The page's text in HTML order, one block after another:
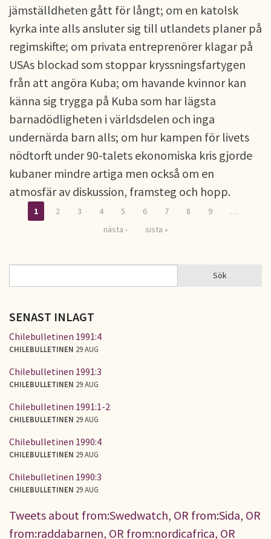
jämställdheten gått för långt; om en katolsk
kyrka inte alls ansluter sig till utlandets planer på
regimskifte; om privata entreprenörer klagar på
USAs blockad som stoppar kryssningsfartygen
från att angöra Kuba; om havande kvinnor kan
känna sig trygga på Kuba som har lägsta
barnadödligheten i världsdelen och inga
undernärda barn alls; om hur kampen för livets
nödtorft under 90-talets ekonomiska kris gjorde
kubaner mindre artiga men också om en
atmosfär av diskussion, framsteg och hopp.
1 2 3 4 5 6 7 8 9
…
nästa ›
sista »
SÖKFORMULÄR Sök
SENAST INLAGT
Chilebulletinen 1991:4
CHILEBULLETINEN 29 AUG
Chilebulletinen 1991:3
CHILEBULLETINEN 29 AUG
Chilebulletinen 1991:1-2
CHILEBULLETINEN 29 AUG
Chilebulletinen 1990:4
CHILEBULLETINEN 29 AUG
Chilebulletinen 1990:3
CHILEBULLETINEN 29 AUG
Tweets about from:Swedwatch, OR from:Sida, OR
from:raddabarnen, OR from:nordicafrica, OR